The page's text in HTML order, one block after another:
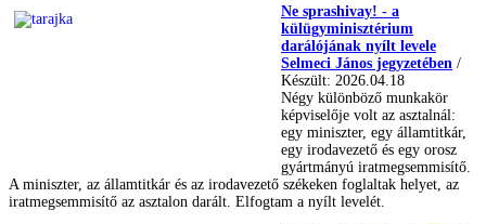
Ne sprashivay! - a
külügyminisztérium
darálójának nyílt levele
Selmeci János jegyzetében /
Készült: 2026.04.18
Négy különböző munkakör
képviselője volt az asztalnál:
egy miniszter, egy államtitkár,
egy irodavezető és egy orosz
gyártmányú iratmegsemmisítő.
A miniszter, az államtitkár és az irodavezető székeken foglaltak helyet, az
iratmegsemmisítő az asztalon darált. Elfogtam a nyílt levelét.